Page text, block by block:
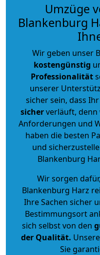
Umzüge
Blankenburg
Wir geben unser
kostengünstig
Professionalität
unserer
sicher sein, dass
sicherverläuft, denn
Anforderungen und
haben die besten
und
Blankenburg
Wir sorgen
Blankenburg Harz
Ihre Sachen sicher
Bestimmungsort
sich selbst von den
der Qualität.
Sie